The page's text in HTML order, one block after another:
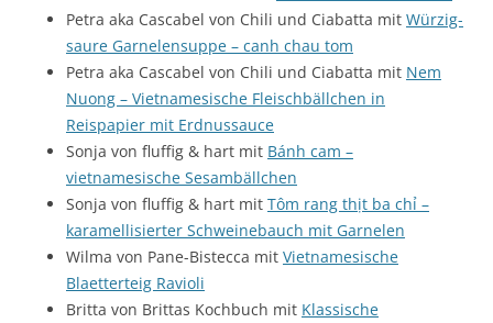
Petra aka Cascabel von Chili und Ciabatta mit Würzig-
saure Garnelensuppe – canh chau tom
Petra aka Cascabel von Chili und Ciabatta mit Nem
Nuong – Vietnamesische Fleischbällchen in
Reispapier mit Erdnussauce
Sonja von fluffig & hart mit Bánh cam –
vietnamesische Sesambällchen
Sonja von fluffig & hart mit Tôm rang thịt ba chỉ –
karamellisierter Schweinebauch mit Garnelen
Wilma von Pane-Bistecca mit Vietnamesische
Blaetterteig Ravioli
Britta von Brittas Kochbuch mit Klassische